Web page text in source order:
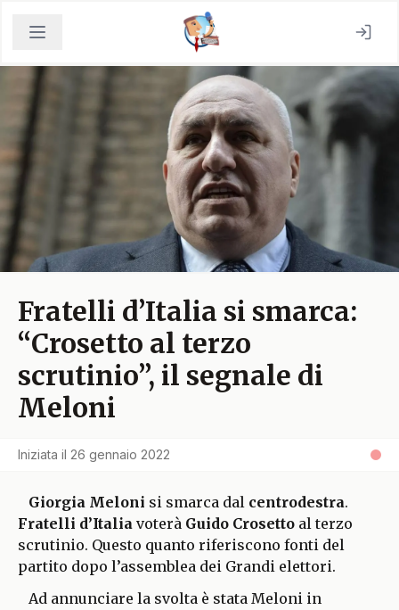
Fratelli d’Italia si smarca:
“Crosetto al terzo
scrutinio”, il segnale di
Meloni
Iniziata il 26 gennaio 2022
Giorgia Meloni si smarca dal centrodestra.
Fratelli d’Italia voterà Guido Crosetto al terzo
scrutinio. Questo quanto riferiscono fonti del
partito dopo l’assemblea dei Grandi elettori.
Ad annunciare la svolta è stata Meloni in